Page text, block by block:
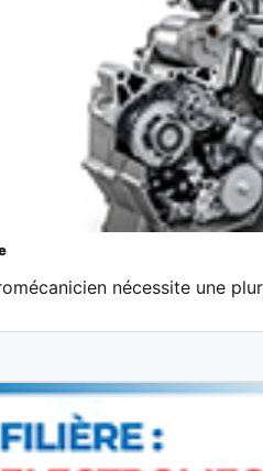
nécessite une